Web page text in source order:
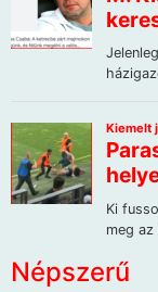
Népszerű